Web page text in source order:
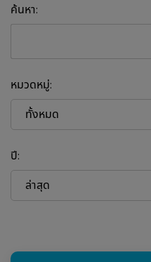
ค้นหา:
หมวดหมู่:
ทั้งหมด
ปี:
ล่าสุด